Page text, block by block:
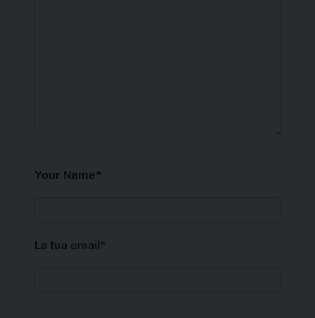
Your Name*
La tua email*